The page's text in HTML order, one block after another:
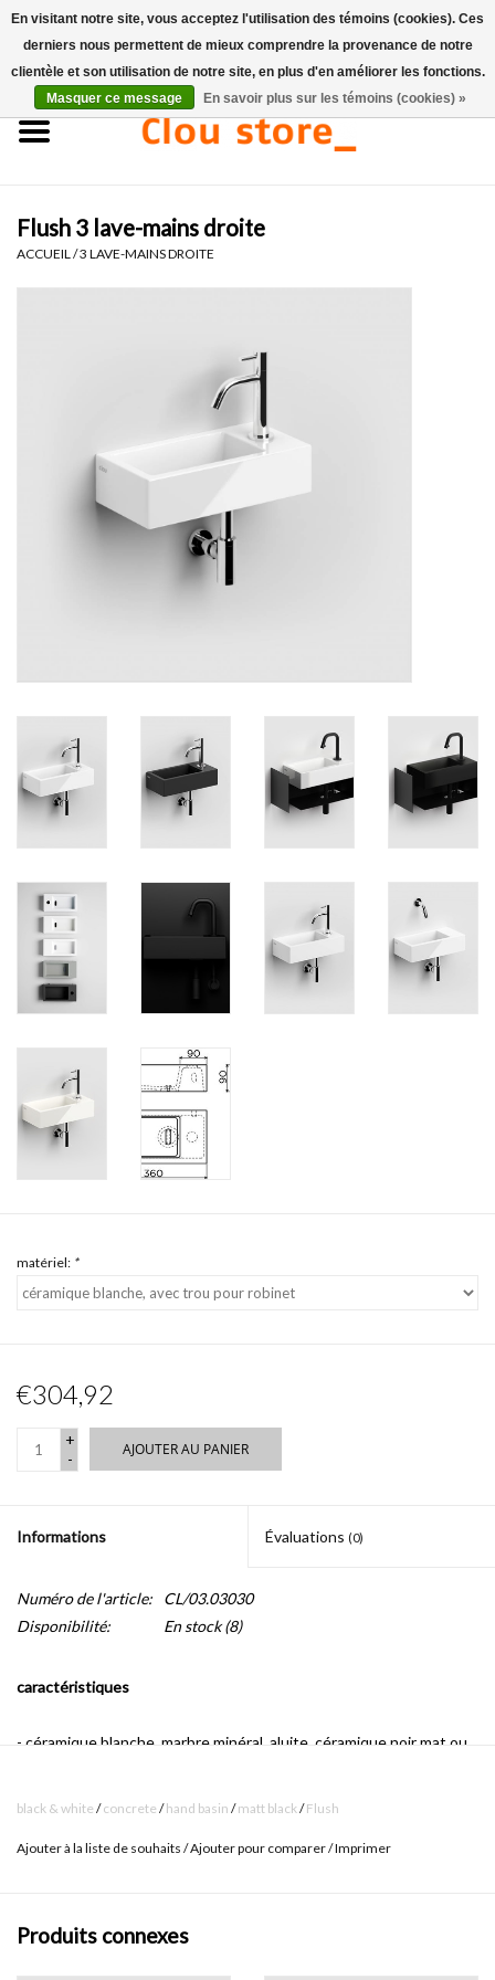
Accueil
Ensembles de lave-mains
Lave-mains
Flush 3 lave-mains droite
ACCUEIL /3 LAVE-MAINS DROITE
matériel: *
€304,92
+
-
AJOUTER AU PANIER
Informations Évaluations (0)
Numéro de l'article:
CL/03.03030
Disponibilité:
En stock(8)
caractéristiques
- céramique blanche, marbre minéral, aluite, céramique noir mat ou
- y compris système de vidange, chrome
- système de vidange à écoulement réglable
- fixation comprise
black & white /concrete /hand basin /matt black /Flush
Ajouter à la liste de souhaits /Ajouter pour comparer/Imprimer
Produits connexes
En visitant notre site, vous acceptez l'utilisation des témoins (cookies). Ces
derniers nous permettent de mieux comprendre la provenance de notre
clientèle et son utilisation de notre site, en plus d'en améliorer les fonctions.
Masquer ce message
En savoir plus sur les témoins (cookies) »